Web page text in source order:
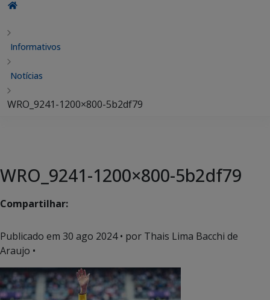
Informativos
Notícias
WRO_9241-1200×800-5b2df79
WRO_9241-1200×800-5b2df79
Compartilhar:
Publicado em 30 ago 2024• por Thais Lima Bacchi de
Araujo •